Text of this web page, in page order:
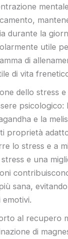
durante la
utile
di
di vita
dello stress
psicologico:
e la
proprietà
lo stress e a
e una
sana,
al recupero
di